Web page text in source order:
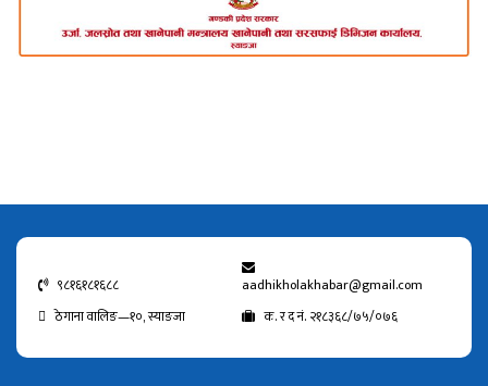
९८१६१८१६८८
aadhikholakhabar@gmail.com
ठेगाना वालिङ—१०, स्याङजा
क. र द नं. २१८३६८/७५/०७६